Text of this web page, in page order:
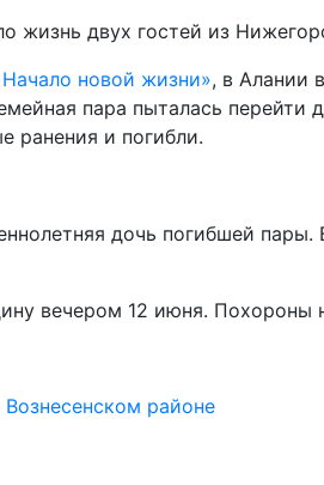
жизнь двух гостей из
новой жизни», в Алании
пара пыталась перейти
ранения и погибли.
дочь погибшей пары.
вечером 12 июня. Похороны
районе